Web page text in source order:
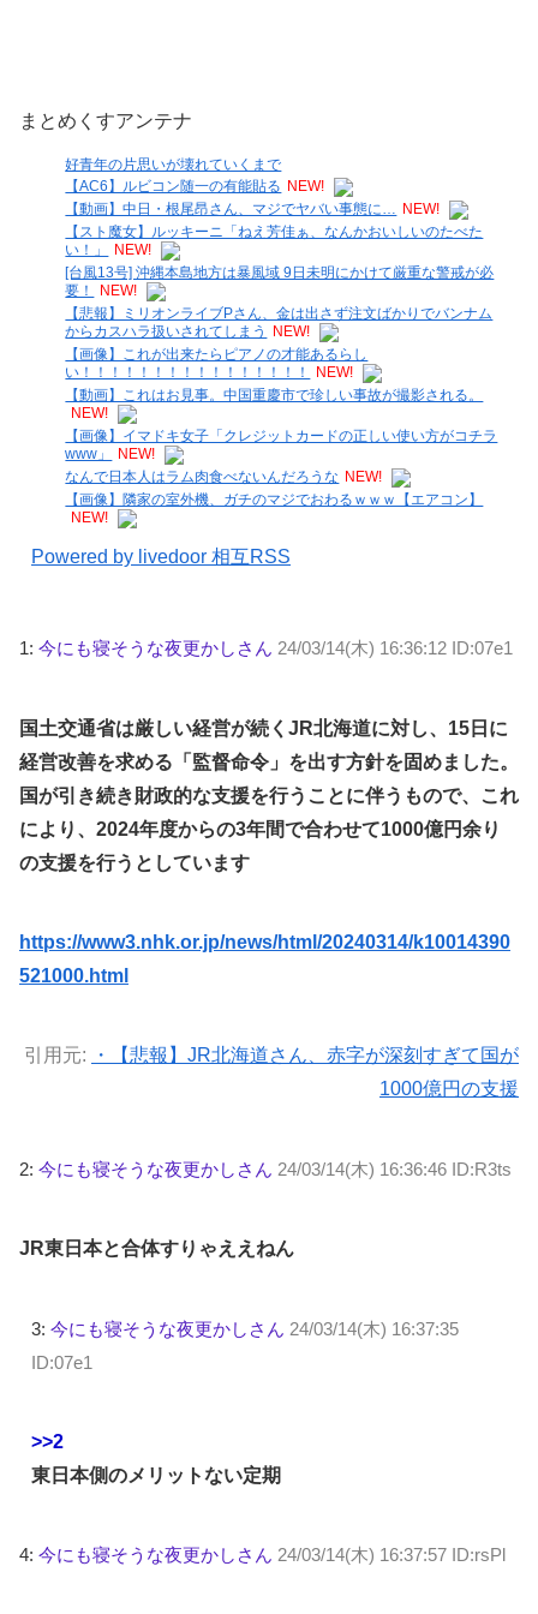
まとめくすアンテナ
好青年の片思いが壊れていくまで
【AC6】ルビコン随一の有能貼る NEW!
【動画】中日・根尾昂さん、マジでヤバい事態に… NEW!
【スト魔女】ルッキーニ「ねえ芳佳ぁ、なんかおいしいのたべた
い！」
NEW!
[台風13号] 沖縄本島地方は暴風域 9日未明にかけて厳重な警戒が必
要！
NEW!
【悲報】ミリオンライブPさん、金は出さず注文ばかりでバンナム
からカスハラ扱いされてしまう
NEW!
【画像】これが出来たらピアノの才能あるらし
い！！！！！！！！！！！！！！！！
NEW!
【動画】これはお見事。中国重慶市で珍しい事故が撮影される。
NEW!
【画像】イマドキ女子「クレジットカードの正しい使い方がコチラ
www」
NEW!
なんで日本人はラム肉食べないんだろうな NEW!
【画像】隣家の室外機、ガチのマジでおわるｗｗｗ【エアコン】
NEW!
Powered by livedoor 相互RSS
1: 今にも寝そうな夜更かしさん 24/03/14(木) 16:36:12 ID:07e1
国土交通省は厳しい経営が続くJR北海道に対し、15日に
経営改善を求める「監督命令」を出す方針を固めました。
国が引き続き財政的な支援を行うことに伴うもので、これ
により、2024年度からの3年間で合わせて1000億円余り
の支援を行うとしています
https://www3.nhk.or.jp/news/html/20240314/k10014390
521000.html
引用元:
・【悲報】JR北海道さん、赤字が深刻すぎて国が
1000億円の支援
2: 今にも寝そうな夜更かしさん 24/03/14(木) 16:36:46 ID:R3ts
JR東日本と合体すりゃええねん
3: 今にも寝そうな夜更かしさん 24/03/14(木) 16:37:35
ID:07e1
>>2
東日本側のメリットない定期
4: 今にも寝そうな夜更かしさん 24/03/14(木) 16:37:57 ID:rsPl